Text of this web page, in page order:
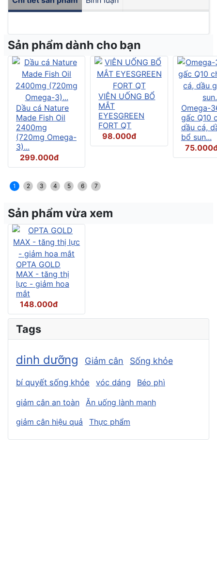
Sản phẩm dành cho bạn
Dầu cá Nature
Made Fish Oil
2400mg
(720mg Omega-
3)...
299.000đ
VIÊN UỐNG BỔ
MẮT
EYESGREEN
FORT QT
98.000đ
Omega-
gấc Q10
dầu cá,
bổ sun...
1 2 3 4 5 6 7
Sản phẩm vừa xem
OPTA GOLD
MAX - tăng thị
lực - giảm hoa
mắt
148.000đ
Tags
dinh dưỡng Giảm cân Sống khỏe
bí quyết sống khỏe vóc dáng Béo phì
giảm cân an toàn
Ăn uống lành mạnh
giảm cân hiệu quả
Thực phẩm